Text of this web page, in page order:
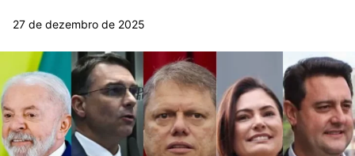
27 de dezembro de 2025